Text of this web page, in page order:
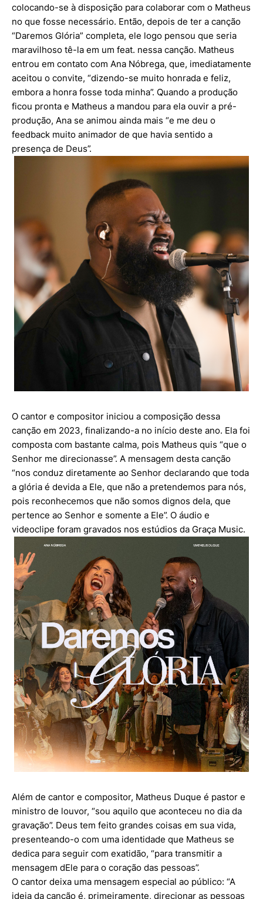
colocando-se à disposição para colaborar com o Matheus
no que fosse necessário. Então, depois de ter a canção
“Daremos Glória” completa, ele logo pensou que seria
maravilhoso tê-la em um feat. nessa canção. Matheus
entrou em contato com Ana Nóbrega, que, imediatamente
aceitou o convite, “dizendo-se muito honrada e feliz,
embora a honra fosse toda minha”. Quando a produção
ficou pronta e Matheus a mandou para ela ouvir a pré-
produção, Ana se animou ainda mais “e me deu o
feedback muito animador de que havia sentido a
presença de Deus”.
O cantor e compositor iniciou a composição dessa
canção em 2023, finalizando-a no início deste ano. Ela foi
composta com bastante calma, pois Matheus quis “que o
Senhor me direcionasse”. A mensagem desta canção
“nos conduz diretamente ao Senhor declarando que toda
a glória é devida a Ele, que não a pretendemos para nós,
pois reconhecemos que não somos dignos dela, que
pertence ao Senhor e somente a Ele”. O áudio e
videoclipe foram gravados nos estúdios da Graça Music.
Além de cantor e compositor, Matheus Duque é pastor e
ministro de louvor, “sou aquilo que aconteceu no dia da
gravação”. Deus tem feito grandes coisas em sua vida,
presenteando-o com uma identidade que Matheus se
dedica para seguir com exatidão, “para transmitir a
mensagem dEle para o coração das pessoas”.
O cantor deixa uma mensagem especial ao público: “A
ideia da canção é, primeiramente, direcionar as pessoas